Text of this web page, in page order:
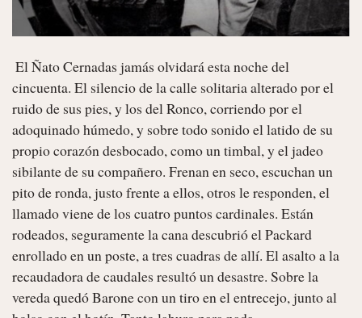
cincuenta. El silencio de la calle solitaria alterado por el
ruido de sus pies, y los del Ronco, corriendo por el
adoquinado húmedo, y sobre todo sonido el latido de su
propio corazón desbocado, como un timbal, y el jadeo
sibilante de su compañero. Frenan en seco, escuchan un
pito de ronda, justo frente a ellos, otros le responden, el
llamado viene de los cuatro puntos cardinales. Están
rodeados, seguramente la cana descubrió el Packard
enrollado en un poste, a tres cuadras de allí. El asalto a la
recaudadora de caudales resultó un desastre. Sobre la
vereda quedó Barone con un tiro en el entrecejo, junto al